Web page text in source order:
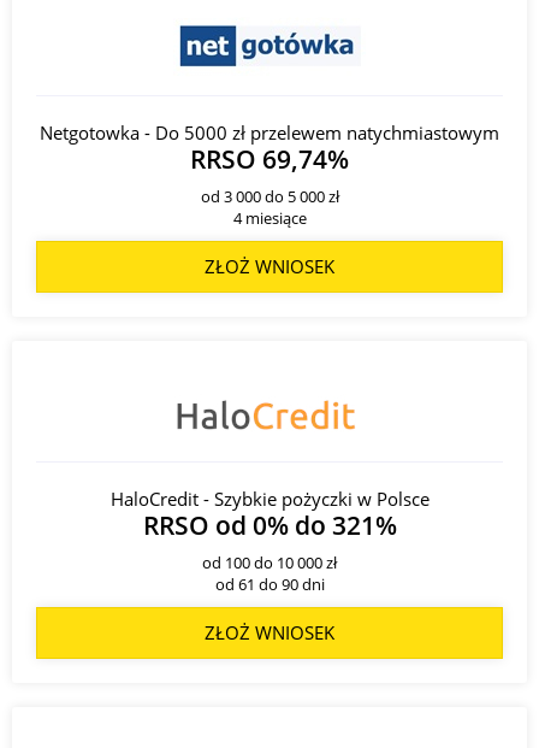
Netgotowka - Do 5000 zł przelewem natychmiastowym
RRSO 69,74%
od 3 000 do 5 000 zł
4 miesiące
ZŁOŻ WNIOSEK
HaloCredit - Szybkie pożyczki w Polsce
RRSO od 0% do 321%
od 100 do 10 000 zł
od 61 do 90 dni
ZŁOŻ WNIOSEK